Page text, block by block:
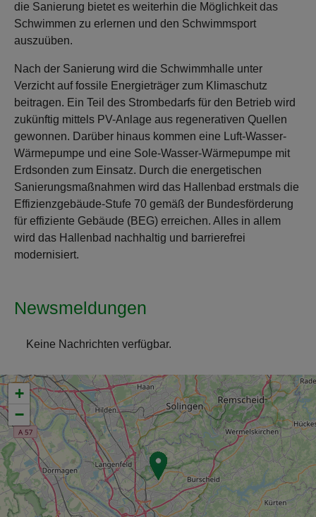
die Sanierung bietet es weiterhin die Möglichkeit das
Schwimmen zu erlernen und den Schwimmsport
auszuüben.
Nach der Sanierung wird die Schwimmhalle unter
Verzicht auf fossile Energieträger zum Klimaschutz
beitragen. Ein Teil des Strombedarfs für den Betrieb wird
zukünftig mittels PV-Anlage aus regenerativen Quellen
gewonnen. Darüber hinaus kommen eine Luft-Wasser-
Wärmepumpe und eine Sole-Wasser-Wärmepumpe mit
Erdsonden zum Einsatz. Durch die energetischen
Sanierungsmaßnahmen wird das Hallenbad erstmals die
Effizienzgebäude-Stufe 70 gemäß der Bundesförderung
für effiziente Gebäude (BEG) erreichen. Alles in allem
wird das Hallenbad nachhaltig und barrierefrei
modernisiert.
Newsmeldungen
Keine Nachrichten verfügbar.
+
−